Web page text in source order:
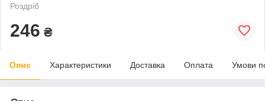
Роздріб
246 ₴
Опис Характеристики Доставка Оплата Умови